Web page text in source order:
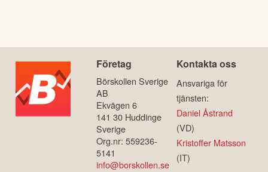
Företag
Börskollen Sverige
AB
Ekvägen 6
141 30 Huddinge
Sverige
Org.nr: 559236-
5141
info@borskollen.se
Kontakta oss
Ansvariga för
tjänsten:
Daniel Åstrand
(VD)
Kristoffer Matsson
(IT)